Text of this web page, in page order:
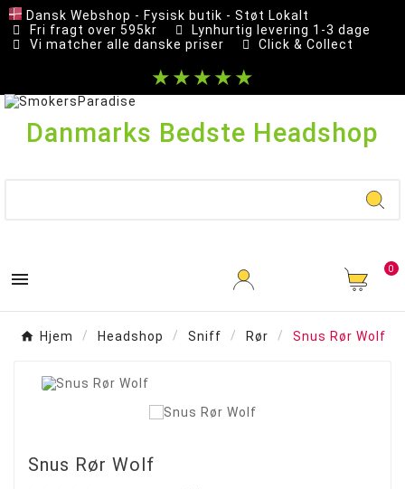
Dansk Webshop - Fysisk butik - Støt Lokalt
Fri fragt over 595kr
Lynhurtig levering 1-3 dage
Vi matcher alle danske priser
Click & Collect
★★★★★
Danmarks Bedste Headshop
 0
Hjem Headshop Sniff Rør Snus Rør Wolf
Snus Rør Wolf